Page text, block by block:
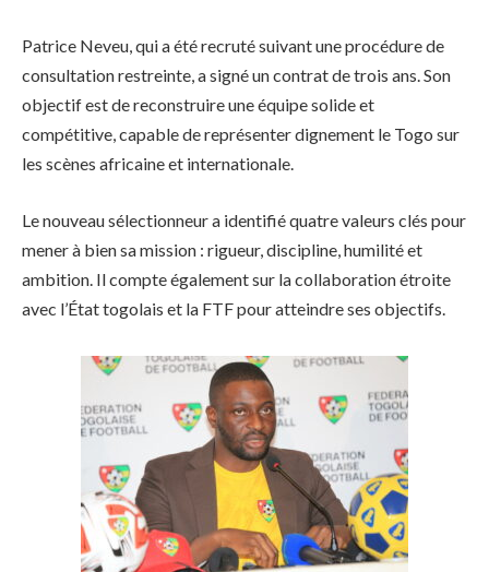
Patrice Neveu, qui a été recruté suivant une procédure de
consultation restreinte, a signé un contrat de trois ans. Son
objectif est de reconstruire une équipe solide et
compétitive, capable de représenter dignement le Togo sur
les scènes africaine et internationale.
Le nouveau sélectionneur a identifié quatre valeurs clés pour
mener à bien sa mission : rigueur, discipline, humilité et
ambition. Il compte également sur la collaboration étroite
avec l’État togolais et la FTF pour atteindre ses objectifs.